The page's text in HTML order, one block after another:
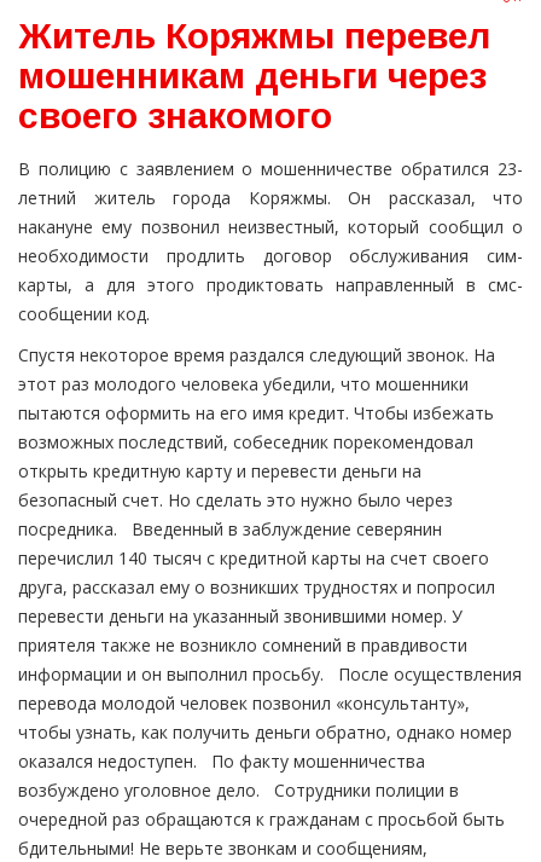
Житель Коряжмы перевел
мошенникам деньги через
своего знакомого
В полицию с заявлением о мошенничестве обратился 23-
летний житель города Коряжмы. Он рассказал, что
накануне ему позвонил неизвестный, который сообщил о
необходимости продлить договор обслуживания сим-
карты, а для этого продиктовать направленный в смс-
сообщении код.
Спустя некоторое время раздался следующий звонок. На
этот раз молодого человека убедили, что мошенники
пытаются оформить на его имя кредит. Чтобы избежать
возможных последствий, собеседник порекомендовал
открыть кредитную карту и перевести деньги на
безопасный счет. Но сделать это нужно было через
посредника. Введенный в заблуждение северянин
перечислил 140 тысяч с кредитной карты на счет своего
друга, рассказал ему о возникших трудностях и попросил
перевести деньги на указанный звонившими номер. У
приятеля также не возникло сомнений в правдивости
информации и он выполнил просьбу. После осуществления
перевода молодой человек позвонил «консультанту»,
чтобы узнать, как получить деньги обратно, однако номер
оказался недоступен. По факту мошенничества
возбуждено уголовное дело. Сотрудники полиции в
очередной раз обращаются к гражданам с просьбой быть
бдительными! Не верьте звонкам и сообщениям,